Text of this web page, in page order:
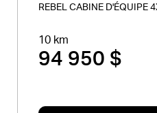
REBEL CABINE D'ÉQUIPE
10 km
94 950 $